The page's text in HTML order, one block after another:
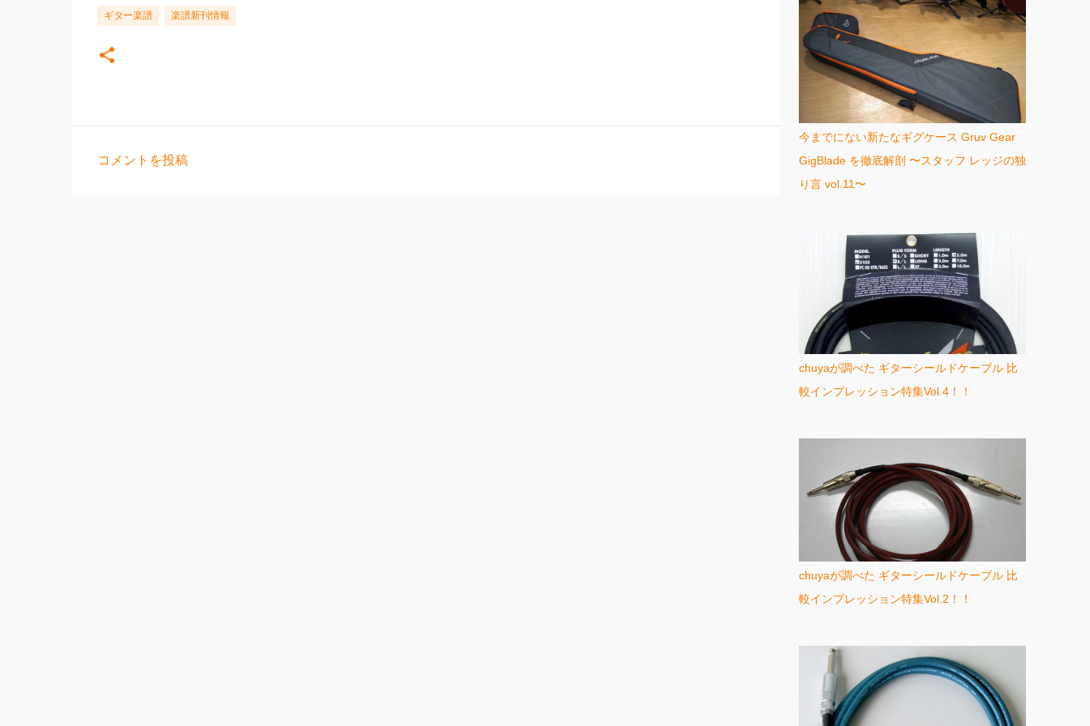
ギター楽譜 楽譜新刊情報
コメントを投稿
今までにない新たなギグケース Gruv Gear
GigBlade を徹底解剖 〜スタッフ レッジの独
り言 vol.11〜
chuyaが調べた ギターシールドケーブル 比
較インプレッション特集Vol.4！！
chuyaが調べた ギターシールドケーブル 比
較インプレッション特集Vol.2！！